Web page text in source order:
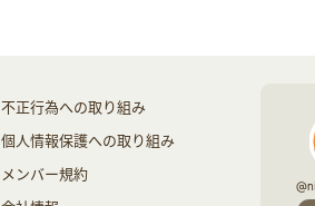
不正行為への取り組み
個人情報保護への取り組み
メンバー規約